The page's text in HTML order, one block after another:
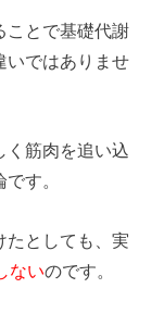
ことで基礎代謝
いではありませ
く筋肉を追い込
す。
たとしても、実
ないのです。